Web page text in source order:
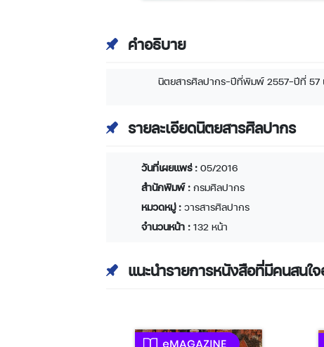
คำอธิบาย
นิตยสารศิลปากร-ปีที่พิมพ์ 2557-ปีที่ 57
รายละเอียดนิตยสารศิลปากร
วันที่เผยแพร่ :05/2016
สำนักพิมพ์ :กรมศิลปากร
หมวดหมู่ :วารสารศิลปากร
จำนวนหน้า :132 หน้า
แนะนำรายการหนังสือที่มีคนสนใจ